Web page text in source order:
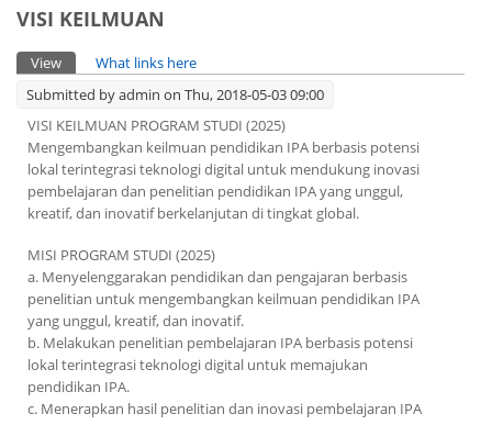
VISI KEILMUAN
Primary tabs
View (active tab)
What links here
Submitted byadmin on Thu, 2018-05-03 09:00
VISI KEILMUAN PROGRAM STUDI (2025)
Mengembangkan keilmuan pendidikan IPA berbasis potensi
lokal terintegrasi teknologi digital untuk mendukung inovasi
pembelajaran dan penelitian pendidikan IPA yang unggul,
kreatif, dan inovatif berkelanjutan di tingkat global.
MISI PROGRAM STUDI (2025)
a. Menyelenggarakan pendidikan dan pengajaran berbasis
penelitian untuk mengembangkan keilmuan pendidikan IPA
yang unggul, kreatif, dan inovatif.
b. Melakukan penelitian pembelajaran IPA berbasis potensi
lokal terintegrasi teknologi digital untuk memajukan
pendidikan IPA.
c. Menerapkan hasil penelitian dan inovasi pembelajaran IPA